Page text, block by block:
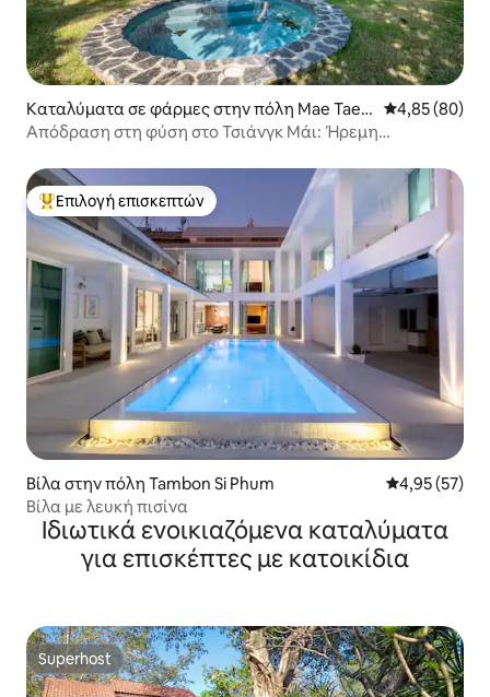
Καταλύματα σε φάρμες στην πόλη Mae Taen
g
Μέση
4,85 (80)
Απόδραση στη φύση στο Τσιάνγκ Μάι: Ήρεμη
Κορυφαία επιλογή επισκεπτών
Επιλογή επισκεπτών
Βίλα στην πόλη Tambon Si Phum Μέση
4,95 (57)
Βίλα με λευκή πισίνα
Ιδιωτικά ενοικιαζόμενα καταλύματα
για επισκέπτες με κατοικίδια
Superhost
Superhost